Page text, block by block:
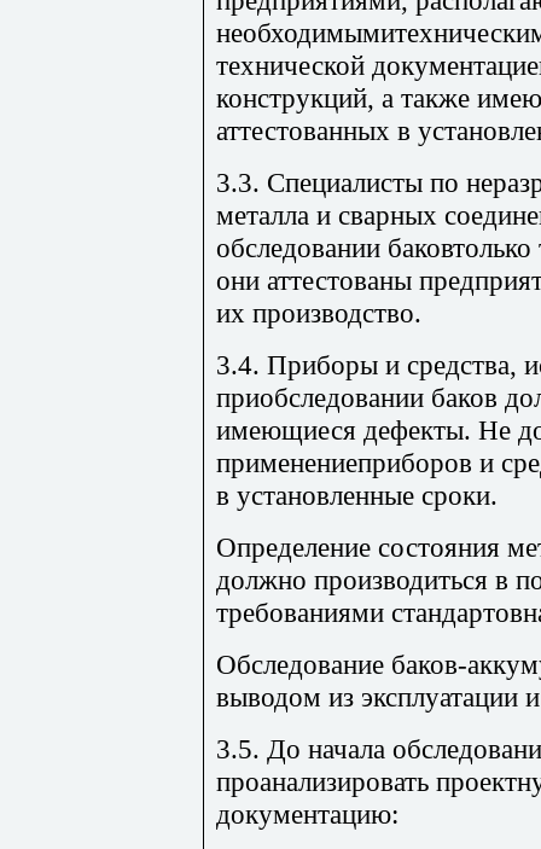
технической
конструкций, а также
аттестованных в
3.3. Специалисты по
металла и сварных
обследовании
они аттестованы
их производство.
3.4. Приборы и средства,
приобследовании баков
имеющиеся дефекты. Не
применениеприборов и
в установленные сроки.
Определение состояния
должно производиться в
требованиями
Обследование баков-
выводом из эксплуатации
3.5. До начала
проанализировать
документацию: